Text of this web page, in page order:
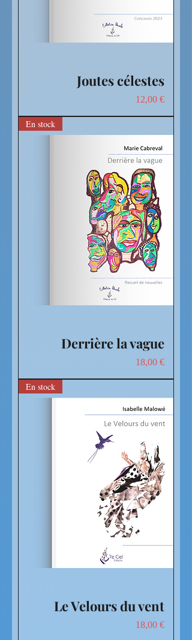
Joutes célestes
Prix
12,00 €
En stock
Derrière la vague
Prix
18,00 €
En stock
Le Velours du vent
Prix
18,00 €